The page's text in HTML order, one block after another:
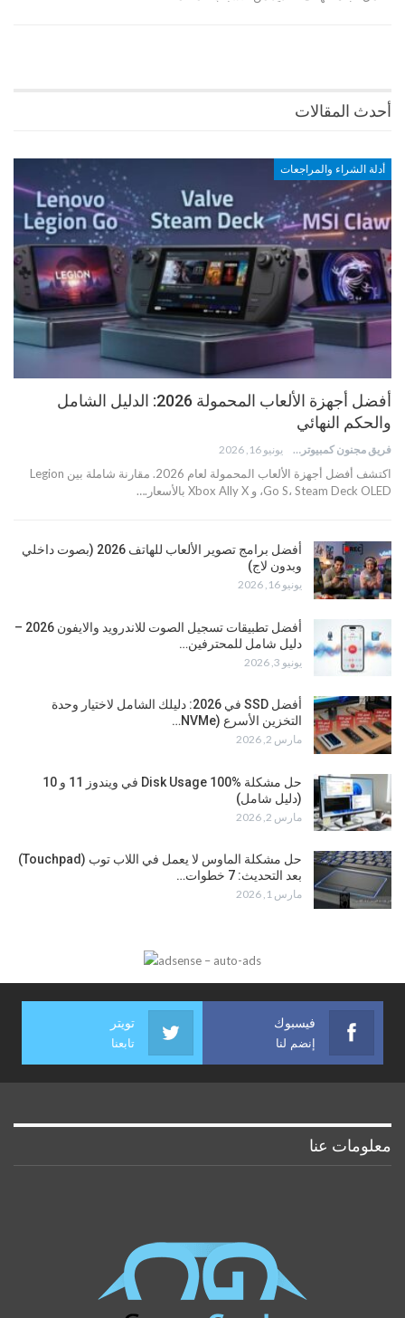
أحدث المقالات
أدلة الشراء والمراجعات
أفضل أجهزة الألعاب المحمولة 2026: الدليل الشامل
والحكم النهائي
فريق مجنون كمبيوتر يونيو 16, 2026
اكتشف أفضل أجهزة الألعاب المحمولة لعام 2026. مقارنة شاملة بين Legion
Go S، Steam Deck OLED، و Xbox Ally X بالأسعار.…
أفضل برامج تصوير الألعاب للهاتف 2026 (بصوت داخلي
وبدون لاج)
يونيو 16, 2026
أفضل تطبيقات تسجيل الصوت للاندرويد والايفون 2026 –
دليل شامل للمحترفين…
يونيو 3, 2026
أفضل SSD في 2026: دليلك الشامل لاختيار وحدة
التخزين الأسرع (NVMe…
مارس 2, 2026
حل مشكلة Disk Usage 100% في ويندوز 11 و 10
(دليل شامل)
مارس 2, 2026
حل مشكلة الماوس لا يعمل في اللاب توب (Touchpad)
بعد التحديث: 7 خطوات…
مارس 1, 2026
فيسبوك
إنضم لنا
تويتر
تابعنا
معلومات عنا